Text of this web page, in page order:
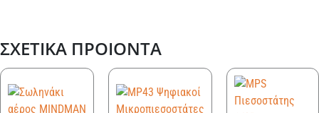
ΣΧΕΤΙΚΆ ΠΡΟΙΌΝΤΑ